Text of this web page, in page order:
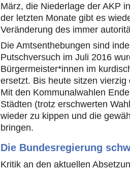
März, die Niederlage der AKP
der letzten Monate gibt es
Veränderung des immer
Die Amtsenthebungen sind
Putschversuch im Juli 2016
Bürgermeister*innen im
ersetzt. Bis heute sitzen
Mit den Kommunalwahlen
Städten (trotz erschwerten
wieder zu kippen und die
bringen.
Die Bundesregierung
Kritik an den aktuellen